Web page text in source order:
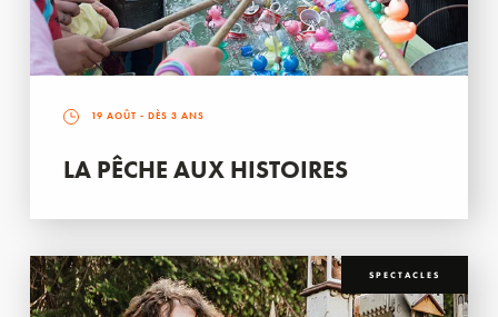
19 AOÛT - DÈS 3 ANS
LA PÊCHE AUX HISTOIRES
SPECTACLES